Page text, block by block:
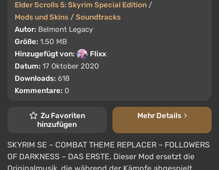
Elder Scrolls 5: Skyrim Special Edition /
Mods und Skins / Soundtracks
Autor: Belmont Legacy
Größe: 1.50 MB
Hinzugefügt von:
Flixx
Datum: 17 Oktober 2020
Downloads: 618
Kommentare: 0
Zu Favoriten
hinzufügen
Mehr Details
SKYRIM SE – COMBAT THEME REPLACER – FOLLOWERS
OF DARKNESS – DAS ERSTE. Dieser Mod ersetzt die